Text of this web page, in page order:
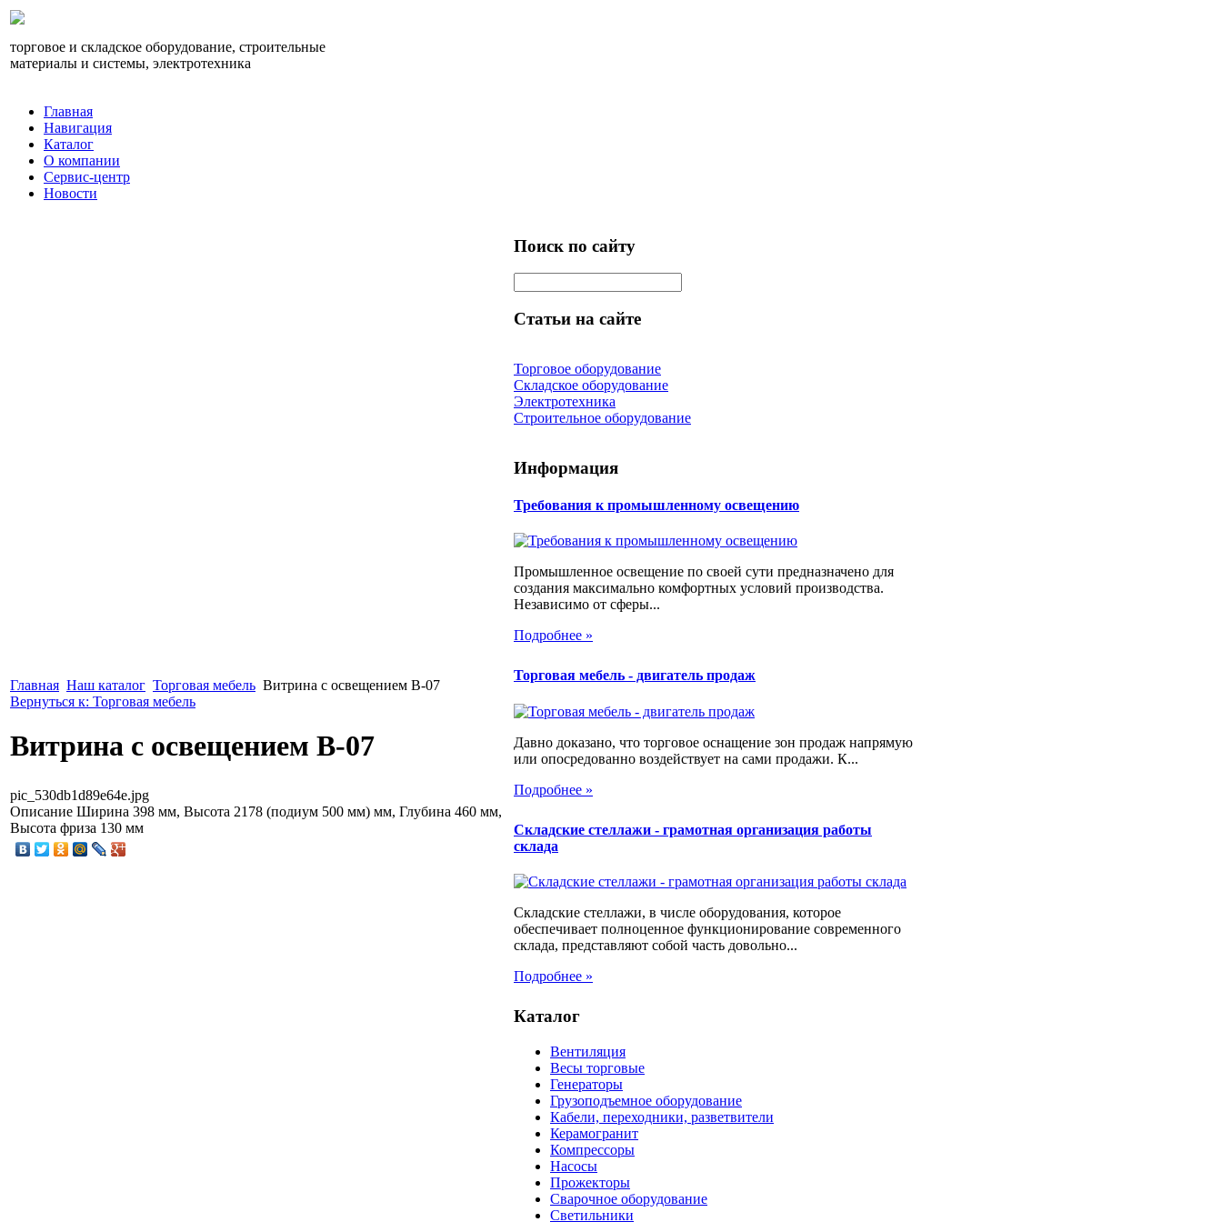
торговое и складское оборудование, строительные
материалы и системы, электротехника
Главная
Навигация
Каталог
О компании
Сервис-центр
Новости
Главная Наш каталог Торговая мебель Витрина с освещением B-07
Вернуться к: Торговая мебель
Витрина с освещением B-07
pic_530db1d89e64e.jpg
Описание Ширина 398 мм, Высота 2178 (подиум 500 мм) мм, Глубина 460 мм,
Высота фриза 130 мм
Поиск по сайту
Статьи на сайте
Торговое оборудование
Складское оборудование
Электротехника
Строительное оборудование
Информация
Требования к промышленному освещению
Промышленное освещение по своей сути предназначено для
создания максимально комфортных условий производства.
Независимо от сферы...
Подробнее »
Торговая мебель - двигатель продаж
Давно доказано, что торговое оснащение зон продаж напрямую
или опосредованно воздействует на сами продажи. К...
Подробнее »
Складские стеллажи - грамотная организация работы
склада
Складские стеллажи, в числе оборудования, которое
обеспечивает полноценное функционирование современного
склада, представляют собой часть довольно...
Подробнее »
Каталог
Вентиляция
Весы торговые
Генераторы
Грузоподъемное оборудование
Кабели, переходники, разветвители
Керамогранит
Компрессоры
Насосы
Прожекторы
Сварочное оборудование
Светильники